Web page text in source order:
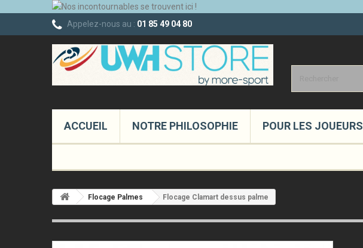
Appelez-nous au : 01 85 49 04 80
ACCUEIL NOTRE PHILOSOPHIE POUR LES JOUEURS
Flocage Palmes Flocage Clamart dessus palme